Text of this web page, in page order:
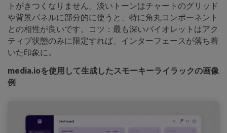
トがきつくなりません。淡いトーンはチャートのグリッド
や背景パネルに部分的に使うと、特に角丸コンポーネント
との相性が良いです。コツ：最も深いバイオレットはアク
ティブ状態のみに限定すれば、インターフェースが落ち着
いた印象に。
media.ioを使用して生成したスモーキーライラックの画像
例